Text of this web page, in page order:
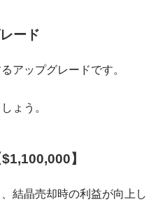
ード
アップグレードです。
ょう。
】
結晶売却時の利益が向上し